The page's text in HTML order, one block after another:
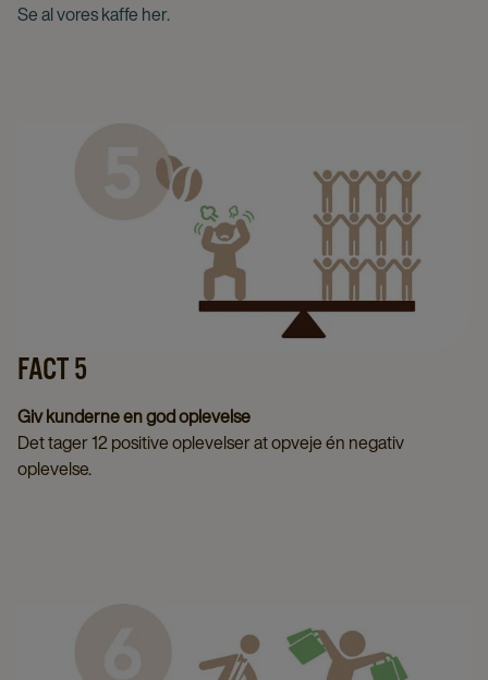
Se al vores kaffe her.
FACT 5
Giv kunderne en god oplevelse
Det tager 12 positive oplevelser at opveje én negativ
oplevelse.